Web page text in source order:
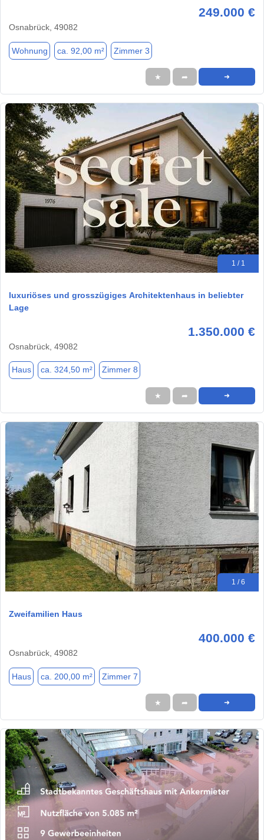
249.000 €
Osnabrück, 49082
Wohnung ca. 92,00 m² Zimmer 3
★ ➦ ➜
1 / 1
luxuriöses und grosszügiges Architektenhaus in beliebter
Lage
1.350.000 €
Osnabrück, 49082
Haus ca. 324,50 m² Zimmer 8
★ ➦ ➜
1 / 6
Zweifamilien Haus
400.000 €
Osnabrück, 49082
Haus ca. 200,00 m² Zimmer 7
★ ➦ ➜